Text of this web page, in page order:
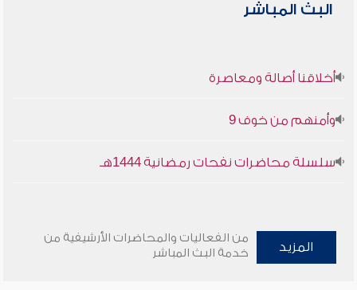
البث المباشر
أخلاقنا أصالة ومعاصرة
وأمنهم من خوف 9
سلسلة محاضرات نفحات رمضانية 1444هـ
المزيد
من الفعاليات والمحاضرات الأرشيفية من
خدمة البث المباشر